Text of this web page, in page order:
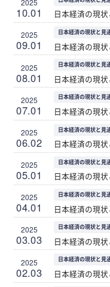
2025
10.01 日本経済の現
2025
09.01
日本経済の現状と見
日本経済の現
2025
08.01
日本経済の現状と見
日本経済の現
2025
07.01
日本経済の現状と見
日本経済の現
2025
06.02
日本経済の現状と見
日本経済の現
2025
05.01
日本経済の現状と見
日本経済の現
2025
04.01
日本経済の現状と見
日本経済の現
2025
03.03
日本経済の現状と見
日本経済の現
2025
02.03
日本経済の現状と見
日本経済の現